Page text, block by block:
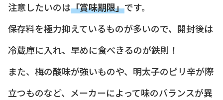
注意したいのは「賞味期限」です。
保存料を極力抑えているものが多いので、開封後は
冷蔵庫に入れ、早めに食べきるのが鉄則！
また、梅の酸味が強いものや、明太子のピリ辛が際
立つものなど、メーカーによって味のバランスが異